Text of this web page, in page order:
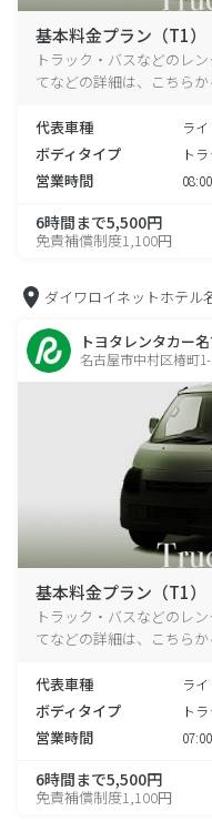
基本料金プラン（T1）
トラック・バスなどのレ
てなどの詳細は、こちらか
代表車種 ラ
ボディタイプ ト
営業時間
6時間まで5,500円
免責補償制度1,100円
ダイワロイネットホテル
トヨタレンタカー
名古屋市中村区椿町
基本料金プラン（T1）
トラック・バスなどのレ
てなどの詳細は、こちらか
代表車種 ラ
ボディタイプ ト
営業時間
6時間まで5,500円
免責補償制度1,100円